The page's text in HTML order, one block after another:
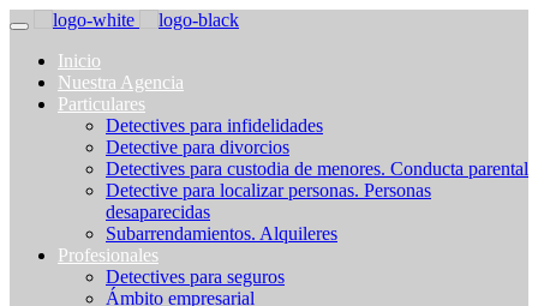
Inicio
Nuestra Agencia
Particulares
Detectives para infidelidades
Detective para divorcios
Detectives para custodia de menores. Conducta parental
Detective para localizar personas. Personas
desaparecidas
Subarrendamientos. Alquileres
Profesionales
Detectives para seguros
Ámbito empresarial